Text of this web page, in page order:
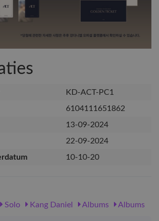
KD-ACT-PC1
6104111651862
13-09-2024
22-09-2024
10-10-20
Solo Kang Daniel Albums Albums